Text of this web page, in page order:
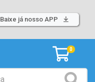
Baixe já nosso APP
0